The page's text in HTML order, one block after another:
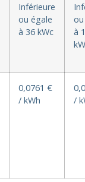
Inférieure
ou égale
à 36 kWc
à
0,0761 €
/ kWh
/